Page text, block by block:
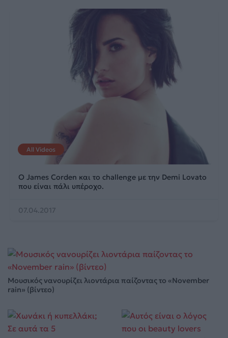
All Videos
Ο James Corden και το challenge με την Demi Lovato
που είναι πάλι υπέροχο.
07.04.2017
Μουσικός νανουρίζει λιοντάρια παίζοντας το «November
rain» (βίντεο)